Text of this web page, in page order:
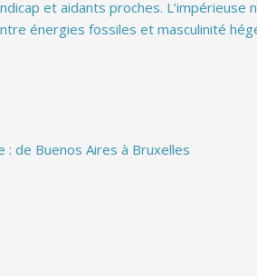
et aidants proches. L’impérieuse
énergies fossiles et masculinité
: de Buenos Aires à Bruxelles